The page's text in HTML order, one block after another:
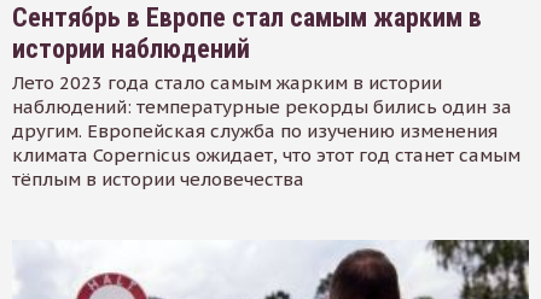
Сентябрь в Европе стал самым жарким в
истории наблюдений
Лето 2023 года стало самым жарким в истории
наблюдений: температурные рекорды бились один за
другим. Европейская служба по изучению изменения
климата Copernicus ожидает, что этот год станет самым
тёплым в истории человечества